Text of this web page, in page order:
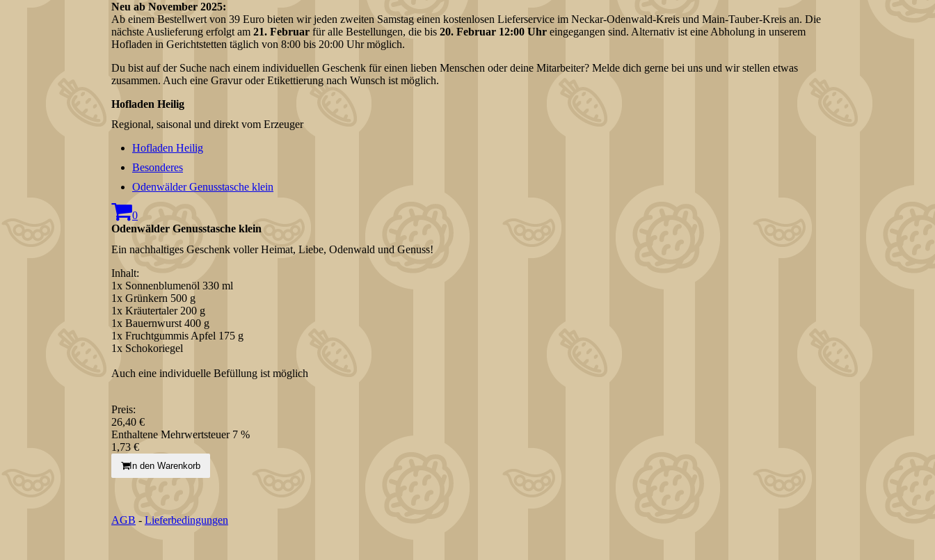
Neu ab November 2025:
Ab einem Bestellwert von 39 Euro bieten wir jeden zweiten Samstag einen kostenlosen Lieferservice im Neckar-Odenwald-Kreis und Main-Tauber-Kreis an. Die
nächste Auslieferung erfolgt am 21. Februar für alle Bestellungen, die bis 20. Februar 12:00 Uhr eingegangen sind. Alternativ ist eine Abholung in unserem
Hofladen in Gerichtstetten täglich von 8:00 bis 20:00 Uhr möglich.
Du bist auf der Suche nach einem individuellen Geschenk für einen lieben Menschen oder deine Mitarbeiter? Melde dich gerne bei uns und wir stellen etwas
zusammen. Auch eine Gravur oder Etikettierung nach Wunsch ist möglich.
Hofladen Heilig
Regional, saisonal und direkt vom Erzeuger
Hofladen Heilig
Besonderes
Odenwälder Genusstasche klein
0
Odenwälder Genusstasche klein
Ein nachhaltiges Geschenk voller Heimat, Liebe, Odenwald und Genuss!
Inhalt:
1x Sonnenblumenöl 330 ml
1x Grünkern 500 g
1x Kräutertaler 200 g
1x Bauernwurst 400 g
1x Fruchtgummis Apfel 175 g
1x Schokoriegel
Auch eine individuelle Befüllung ist möglich
Preis:
26,40 €
Enthaltene Mehrwertsteuer 7 %
1,73 €
In den Warenkorb
AGB - Lieferbedingungen